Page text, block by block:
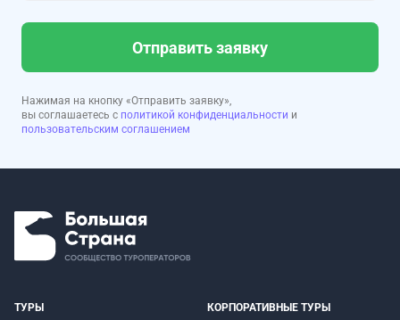
Отправить заявку
Нажимая на кнопку «Отправить заявку»,
вы соглашаетесь с политикой конфиденциальности и
пользовательским соглашением
ТУРЫ КОРПОРАТИВНЫЕ ТУРЫ